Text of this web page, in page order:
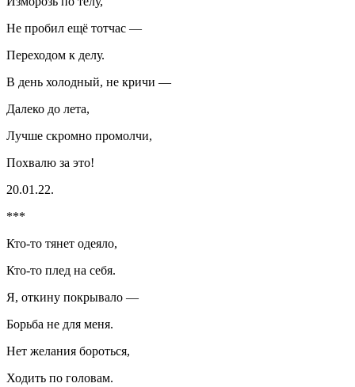
Не пробил ещё тотчас —
Переходом к делу.
В день холодный, не кричи —
Далеко до лета,
Лучше скромно промолчи,
Похвалю за это!
20.01.22.
***
Кто-то тянет одеяло,
Кто-то плед на себя.
Я, откину покрывало —
Борьба не для меня.
Нет желания бороться,
Ходить по головам.